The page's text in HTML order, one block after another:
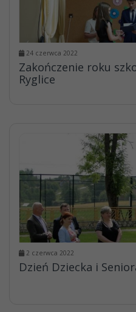
24 czerwca 2022
Zakończenie roku
Ryglice
2 czerwca 2022
Dzień Dziecka i